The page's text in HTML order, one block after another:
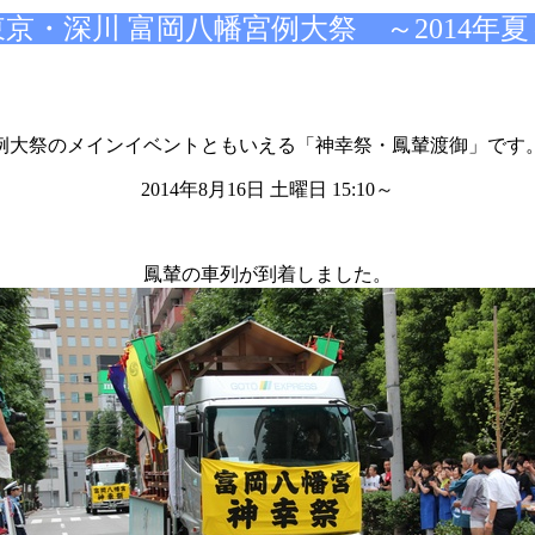
・深川 富岡八幡宮例大祭 ～2014年
大祭のメインイベントともいえる「神幸祭・鳳輦渡御」です
2014年8月16日 土曜日 15:10～
鳳輦の車列が到着しました。